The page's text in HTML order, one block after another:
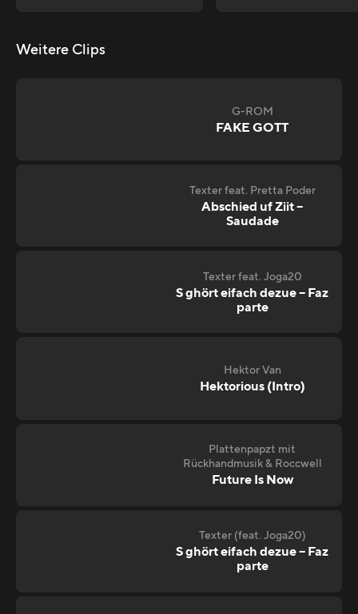
Weitere Clips
G-ROM
FAKE GOTT
Texter feat. Pretta Poder
Abschied uf Ziit –
Saudade
Texter feat. Joga20
S ghört eifach dezue – Faz
parte
Hektor Van
Hektorious (Intro)
Plattenpapzt mit
Rückhandmusik & Roccwell
Future Is Now
Texter (feat. Joga20)
S ghört eifach dezue – Faz
parte